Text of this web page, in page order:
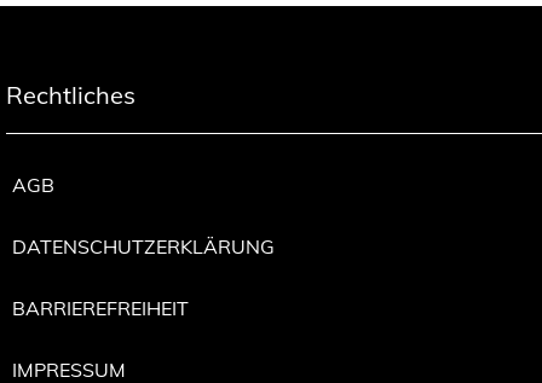
Rechtliches
AGB
DATENSCHUTZERKLÄRUNG
BARRIEREFREIHEIT
IMPRESSUM